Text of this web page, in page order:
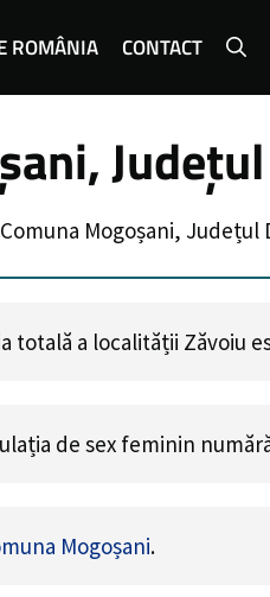
ROMÂNIA CONTACT
Mogoșani, Județul
totală a localității Zăvoiu
de sex feminin
Mogoșani.